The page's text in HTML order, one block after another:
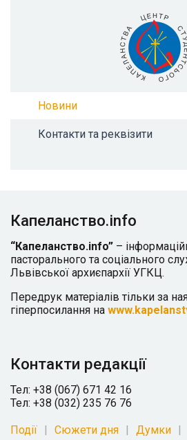
Новини
Контакти та реквізити
Капеланство.info
“Капеланство.info” –
пасторального та соціального
Львівської архиєпархії УГКЦ.
Передрук матеріалів тільки за
гіперпосилання на
Контакти редакції
Тел: +38 (067) 671 42 16
Тел: +38 (032) 235 76 76
Події Сюжети дня Думки